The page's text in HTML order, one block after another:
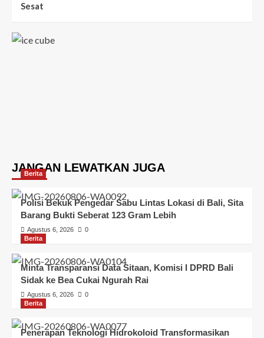
Sesat
JANGAN LEWATKAN JUGA
Berita
Polisi Bekuk Pengedar Sabu Lintas Lokasi di Bali, Sita
Barang Bukti Seberat 123 Gram Lebih
Agustus 6, 2026
0
Berita
Minta Transparansi Data Sitaan, Komisi I DPRD Bali
Sidak ke Bea Cukai Ngurah Rai
Agustus 6, 2026
0
Berita
Penerapan Teknologi Hidrokoloid Transformasikan